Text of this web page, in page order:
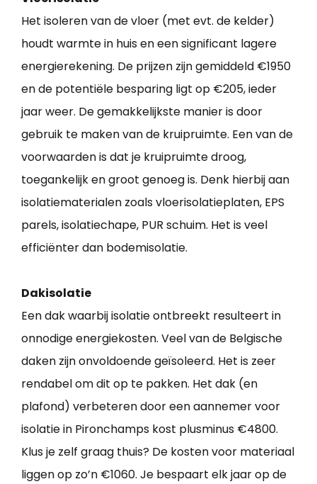
Het isoleren van de vloer (met evt. de kelder)
houdt warmte in huis en een significant lagere
energierekening. De prijzen zijn gemiddeld €1950
en de potentiële besparing ligt op €205, ieder
jaar weer. De gemakkelijkste manier is door
gebruik te maken van de kruipruimte. Een van de
voorwaarden is dat je kruipruimte droog,
toegankelijk en groot genoeg is. Denk hierbij aan
isolatiematerialen zoals vloerisolatieplaten, EPS
parels, isolatiechape, PUR schuim. Het is veel
efficiënter dan bodemisolatie.
Dakisolatie
Een dak waarbij isolatie ontbreekt resulteert in
onnodige energiekosten. Veel van de Belgische
daken zijn onvoldoende geïsoleerd. Het is zeer
rendabel om dit op te pakken. Het dak (en
plafond) verbeteren door een aannemer voor
isolatie in Pironchamps kost plusminus €4800.
Klus je zelf graag thuis? De kosten voor materiaal
liggen op zo’n €1060. Je bespaart elk jaar op de